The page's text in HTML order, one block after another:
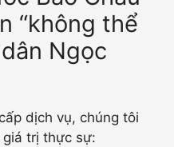
“không thể
Ngọc
dịch vụ, chúng tôi
trị thực sự: